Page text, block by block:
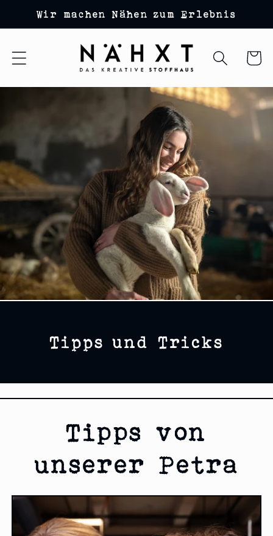
zum
Inhalt
Wir machen Nähen zum Erlebnis
Tipps und Tricks
Tipps von
unserer Petra